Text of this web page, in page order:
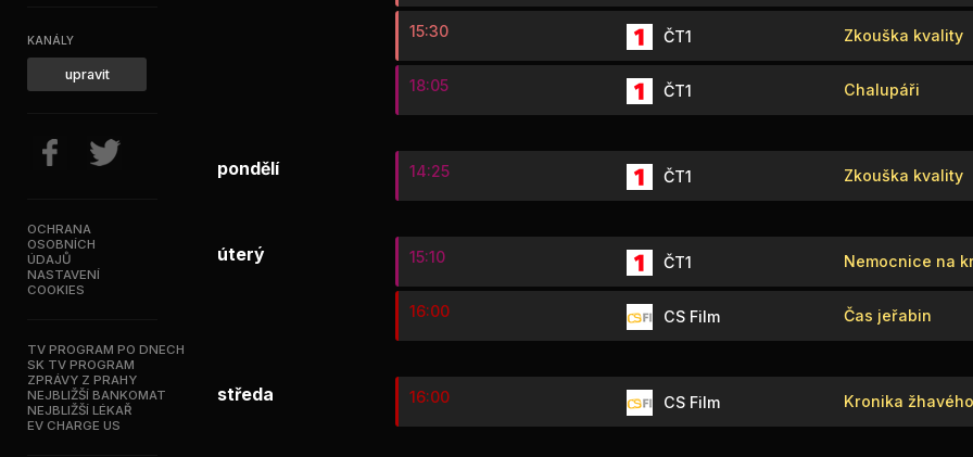
KANÁLY
upravit
OCHRANA
OSOBNÍCH
ÚDAJŮ
NASTAVENÍ
COOKIES
TV PROGRAM PO DNECH
SK TV PROGRAM
ZPRÁVY Z PRAHY
NEJBLIŽŠÍ BANKOMAT
NEJBLIŽŠÍ LÉKAŘ
EV CHARGE US
15:30 ČT1 Zkouška kvality
18:05 ČT1 Chalupáři
pondělí 14:25 ČT1 Zkouška kvality
úterý 15:10 ČT1 Nemocnice na
16:00 CS Film Čas jeřabin
středa 16:00 CS Film Kronika